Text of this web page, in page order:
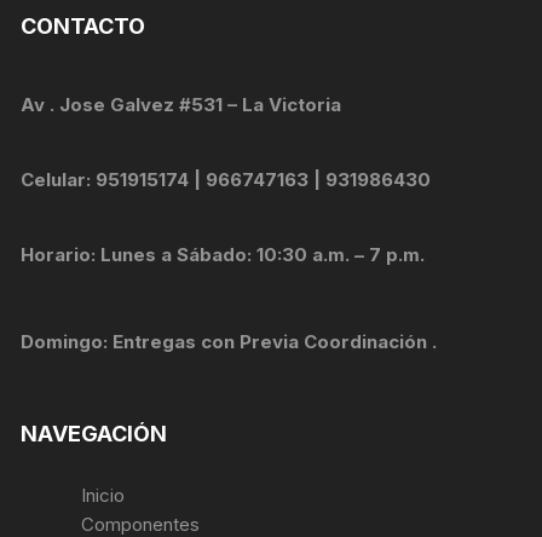
CONTACTO
Av . Jose Galvez #531 – La Victoria
Celular: 951915174 | 966747163 | 931986430
Horario: Lunes a Sábado: 10:30 a.m. – 7 p.m.
Domingo: Entregas con Previa Coordinación .
NAVEGACIÓN
Inicio
Componentes